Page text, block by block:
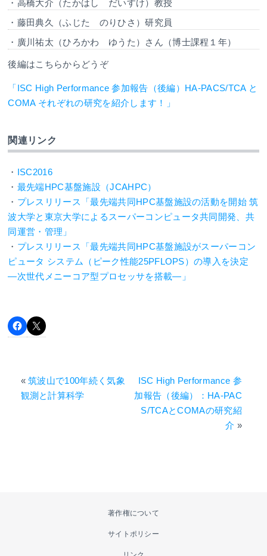
・高橋大介（たかはし だいすけ）教授
・藤田典久（ふじた のりひさ）研究員
・廣川祐太（ひろかわ ゆうた）さん（博士課程１年）
後編はこちらからどうぞ
「ISC High Performance 参加報告（後編）HA-PACS/TCA と
COMA それぞれの研究を紹介します！」
関連リンク
・ ISC2016
・ 最先端HPC基盤施設（JCAHPC）
・ プレスリリース「最先端共同HPC基盤施設の活動を開始 筑
波大学と東京大学によるスーパーコンピュータ共同開発、共
同運営・管理」
・ プレスリリース「最先端共同HPC基盤施設がスーパーコン
ピュータ システム（ピーク性能25PFLOPS）の導入を決定
―次世代メニーコア型プロセッサを搭載―」
«筑波山で100年続く気象
観測と計算科学
ISC High Performance 参
加報告（後編）：HA-PAC
S/TCAとCOMAの研究紹
介 »
著作権について
サイトポリシー